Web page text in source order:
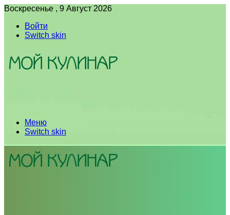
Воскресенье , 9 Август 2026
Войти
Switch skin
Меню
Switch skin